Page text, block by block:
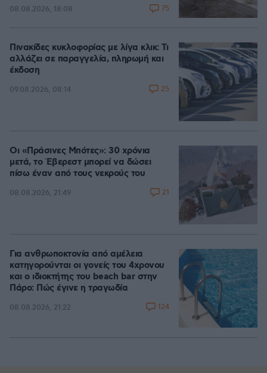
08.08.2026, 18:08 75
Πινακίδες κυκλοφορίας με λίγα κλικ: Τι
αλλάζει σε παραγγελία, πληρωμή και
έκδοση
09.08.2026, 08:14 25
Οι «Πράσινες Μπότες»: 30 χρόνια
μετά, το Έβερεστ μπορεί να δώσει
πίσω έναν από τους νεκρούς του
08.08.2026, 21:49 21
Για ανθρωποκτονία από αμέλεια
κατηγορούνται οι γονείς του 4χρονου
και ο ιδιοκτήτης του beach bar στην
Πάρο: Πώς έγινε η τραγωδία
08.08.2026, 21:22 124